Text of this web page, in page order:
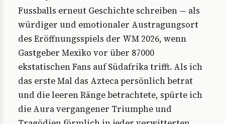
Fussballs erneut Geschichte schreiben — als
würdiger und emotionaler Austragungsort
des Eröffnungsspiels der WM 2026, wenn
Gastgeber Mexiko vor über 87000
ekstatischen Fans auf Südafrika trifft. Als ich
das erste Mal das Azteca persönlich betrat
und die leeren Ränge betrachtete, spürte ich
die Aura vergangener Triumphe und